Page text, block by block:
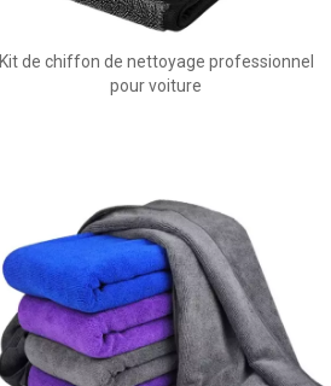
Kit de chiffon de nettoyage professionnel
pour voiture